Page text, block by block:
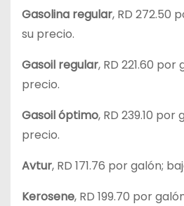
Gasolina regular, RD 272.50
su precio.
Gasoil regular, RD 221.60
precio.
Gasoil óptimo, RD 239.10
precio.
Avtur, RD 171.76 por galón;
Kerosene, RD 199.70 por